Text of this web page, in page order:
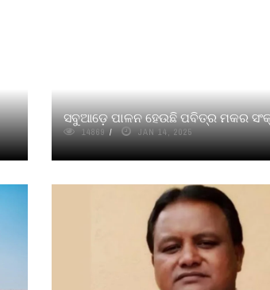
ସବୁଆଡ଼େ ପାଳନ ହେଉଛି ପବିତ୍ର ମକର
14869 JAN 14, 2025